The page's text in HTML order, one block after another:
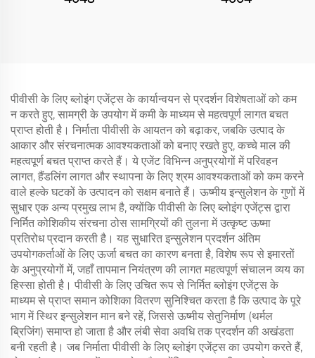
पीवीसी के लिए ब्लोइंग एजेंट्स के कार्यान्वयन से प्रदर्शन विशेषताओं को कम
न करते हुए, सामग्री के उपयोग में कमी के माध्यम से महत्वपूर्ण लागत बचत
प्राप्त होती है। निर्माता पीवीसी के आयतन को बढ़ाकर, जबकि उत्पाद के
आकार और संरचनात्मक आवश्यकताओं को बनाए रखते हुए, कच्चे माल की
महत्वपूर्ण बचत प्राप्त करते हैं। ये एजेंट विभिन्न अनुप्रयोगों में परिवहन
लागत, हैंडलिंग लागत और स्थापना के लिए श्रम आवश्यकताओं को कम करने
वाले हल्के घटकों के उत्पादन को सक्षम बनाते हैं। ऊष्मीय इन्सुलेशन के गुणों में
सुधार एक अन्य प्रमुख लाभ है, क्योंकि पीवीसी के लिए ब्लोइंग एजेंट्स द्वारा
निर्मित कोशिकीय संरचना ठोस सामग्रियों की तुलना में उत्कृष्ट ऊष्मा
प्रतिरोध प्रदान करती है। यह सुधारित इन्सुलेशन प्रदर्शन अंतिम
उपयोगकर्ताओं के लिए ऊर्जा बचत का कारण बनता है, विशेष रूप से इमारतों
के अनुप्रयोगों में, जहाँ तापमान नियंत्रण की लागत महत्वपूर्ण संचालन व्यय का
हिस्सा होती है। पीवीसी के लिए उचित रूप से निर्मित ब्लोइंग एजेंट्स के
माध्यम से प्राप्त समान कोशिका वितरण सुनिश्चित करता है कि उत्पाद के पूरे
भाग में स्थिर इन्सुलेशन मान बने रहें, जिससे ऊष्मीय सेतुनिर्माण (थर्मल
ब्रिजिंग) समाप्त हो जाता है और लंबी सेवा अवधि तक प्रदर्शन की अखंडता
बनी रहती है। जब निर्माता पीवीसी के लिए ब्लोइंग एजेंट्स का उपयोग करते हैं,